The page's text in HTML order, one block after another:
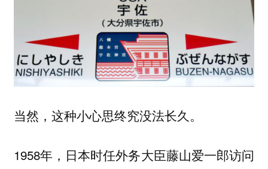
当然，这种小心思终究没法长久。
1958年，日本时任外务大臣藤山爱一郎访问